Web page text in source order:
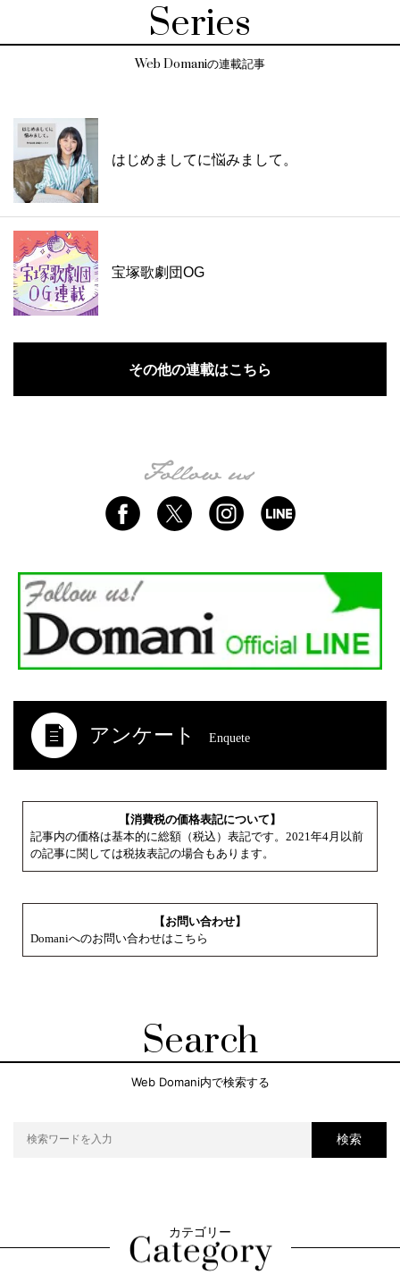
Series
Web Domaniの連載記事
はじめましてに悩みまして。
宝塚歌劇団OG
その他の連載はこちら
アンケート Enquete
【消費税の価格表記について】
記事内の価格は基本的に総額（税込）表記です。2021年4月以前
の記事に関しては税抜表記の場合もあります。
【お問い合わせ】
Domaniへのお問い合わせはこちら
Search
Web Domani内で検索する
検索
カテゴリー